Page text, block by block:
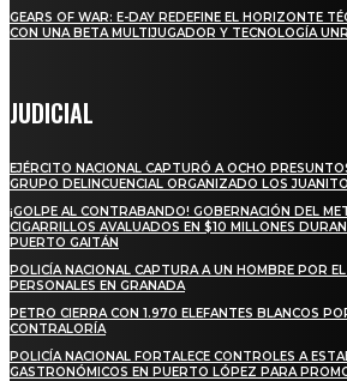
GEARS OF WAR: E-DAY REDEFINE EL HORIZONTE
CON UNA BETA MULTIJUGADOR Y TECNOLOGÍA
JUDICIAL
EJÉRCITO NACIONAL CAPTURÓ A OCHO
GRUPO DELINCUENCIAL ORGANIZADO LOS
¡GOLPE AL CONTRABANDO! GOBERNACIÓN DEL
CIGARRILLOS AVALUADOS EN $10 MILLONES
PUERTO GAITÁN
POLICÍA NACIONAL CAPTURA A UN HOMBRE POR
PERSONALES EN GRANADA
PETRO CIERRA CON 1.970 ELEFANTES BLANCOS
CONTRALORÍA
POLICÍA NACIONAL FORTALECE CONTROLES A
GASTRONÓMICOS EN PUERTO LÓPEZ PARA